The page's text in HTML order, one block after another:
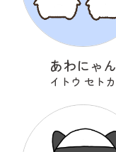
あわにゃん
イトウ セトカ